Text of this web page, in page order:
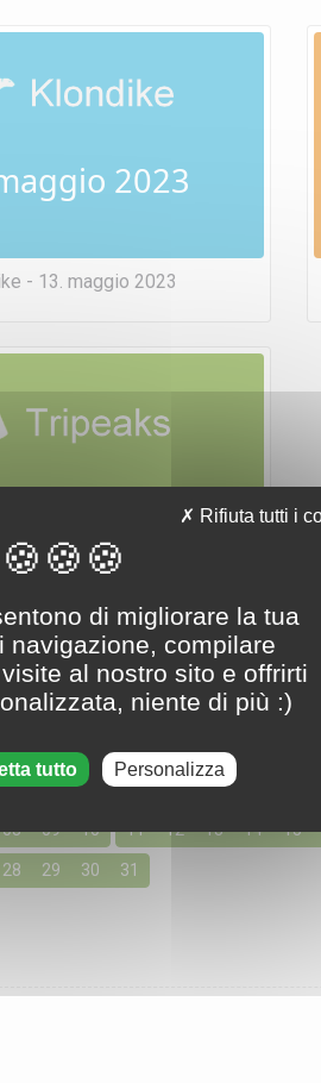
2023
- 13. maggio 2023
2023
- 13. maggio 2023
per accedere alle soluzioni per i
08 09 10 11 12 13 14 15
28 29 30 31
di migliorare la tua
navigazione, compilare
al nostro sito e offrirti
niente di più :)
tutto
Rifiuta tutti i
Personalizza